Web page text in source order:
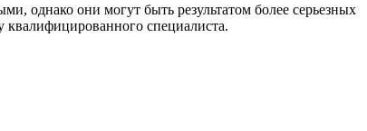
однако они могут быть результатом более серьезных
специалиста.